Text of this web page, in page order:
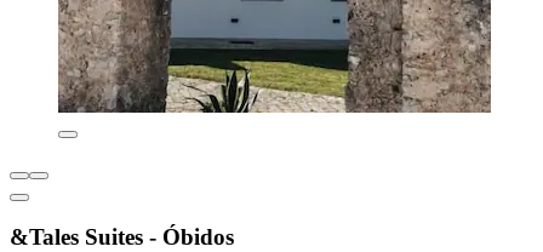
&Tales Suites - Óbidos